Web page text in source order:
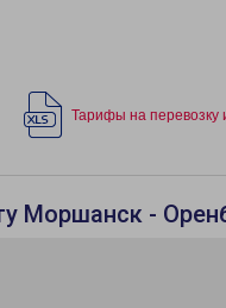
Тарифы на перевозку
Моршанск -